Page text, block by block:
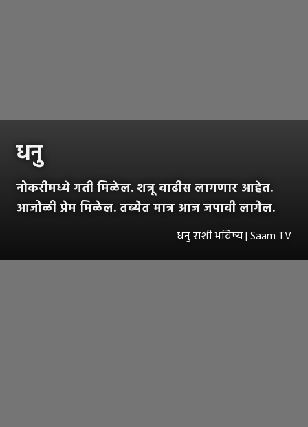
धनु
नोकरीमध्ये गती मिळेल. शत्रू वाढीस लागणार आहेत.
आजोळी प्रेम मिळेल. तब्येत मात्र आज जपावी लागेल.
धनु राशी भविष्य | Saam TV